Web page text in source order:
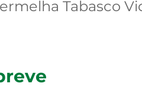
Tabasco